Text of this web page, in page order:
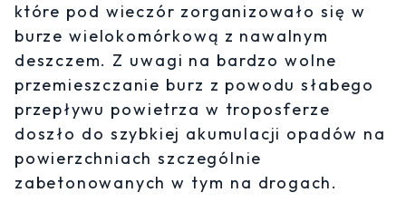
które pod wieczór zorganizowało się w
burze wielokomórkową z nawalnym
deszczem. Z uwagi na bardzo wolne
przemieszczanie burz z powodu słabego
przepływu powietrza w troposferze
doszło do szybkiej akumulacji opadów na
powierzchniach szczególnie
zabetonowanych w tym na drogach.